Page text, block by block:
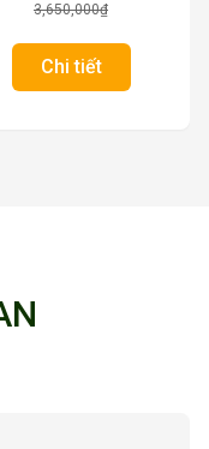
3,650,000₫
Chi tiết